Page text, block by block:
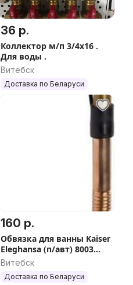
36 р.
Коллектор м/п 3/4х16 .
Для воды .
Витебск
Доставка по Беларуси
160 р.
Обвязка для ванны Kaiser
Eleghansa (п/авт) 8003
хром
Витебск
Доставка по Беларуси